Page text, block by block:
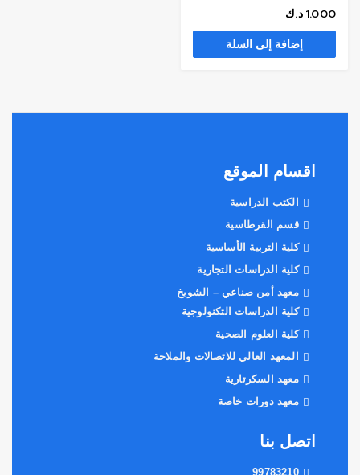
1.000 د.ك
إضافة إلى السلة
اقسام الموقع
الكتب الدراسية
قسم القرطاسية
كلية التربية الأساسية
كلية الدراسات التجارية
معهد أمن صناعي – الشويخ
كلية الدراسات التكنولوجية
كلية العلوم الصحية
المعهد العالي للاتصالات والملاحة
معهد السكرتارية
معهد دورات خاصة
اتصل بنا
99783210